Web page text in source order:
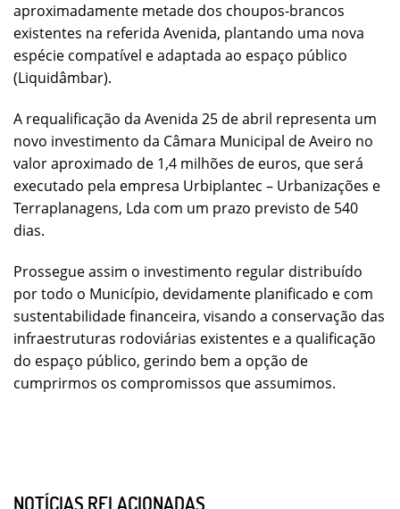
aproximadamente metade dos choupos-brancos
existentes na referida Avenida, plantando uma nova
espécie compatível e adaptada ao espaço público
(Liquidâmbar).
A requalificação da Avenida 25 de abril representa um
novo investimento da Câmara Municipal de Aveiro no
valor aproximado de 1,4 milhões de euros, que será
executado pela empresa Urbiplantec – Urbanizações e
Terraplanagens, Lda com um prazo previsto de 540
dias.
Prossegue assim o investimento regular distribuído
por todo o Município, devidamente planificado e com
sustentabilidade financeira, visando a conservação das
infraestruturas rodoviárias existentes e a qualificação
do espaço público, gerindo bem a opção de
cumprirmos os compromissos que assumimos.
NOTÍCIAS RELACIONADAS